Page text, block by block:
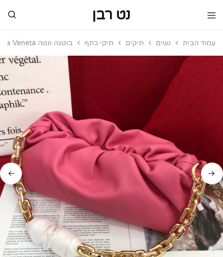
נט רבן
נט
מותגי
מותגי
עמוד הבית נשים תיקים תיקי כתף בוטגה ונטה Bottega Veneta